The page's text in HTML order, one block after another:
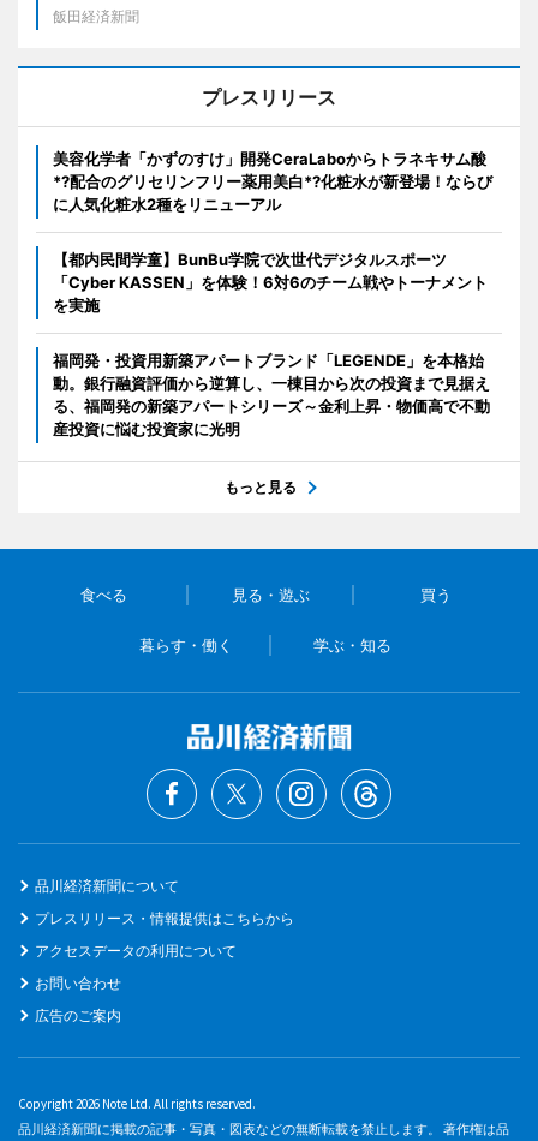
飯田経済新聞
プレスリリース
美容化学者「かずのすけ」開発CeraLaboからトラネキサム酸
*?配合のグリセリンフリー薬用美白*?化粧水が新登場！ならび
に人気化粧水2種をリニューアル
【都内民間学童】BunBu学院で次世代デジタルスポーツ
「Cyber KASSEN」を体験！6対6のチーム戦やトーナメント
を実施
福岡発・投資用新築アパートブランド「LEGENDE」を本格始
動。銀行融資評価から逆算し、一棟目から次の投資まで見据え
る、福岡発の新築アパートシリーズ～金利上昇・物価高で不動
産投資に悩む投資家に光明
もっと見る
食べる 見る・遊ぶ 買う
暮らす・働く 学ぶ・知る
品川経済新聞について
プレスリリース・情報提供はこちらから
アクセスデータの利用について
お問い合わせ
広告のご案内
Copyright 2026 Note Ltd. All rights reserved.
品川経済新聞に掲載の記事・写真・図表などの無断転載を禁止します。 著作権は品